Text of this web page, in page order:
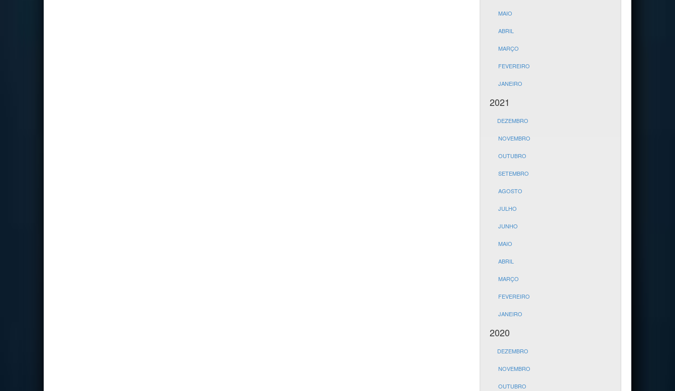
MAIO
ABRIL
MARÇO
FEVEREIRO
JANEIRO
2021
DEZEMBRO
NOVEMBRO
OUTUBRO
SETEMBRO
AGOSTO
JULHO
JUNHO
MAIO
ABRIL
MARÇO
FEVEREIRO
JANEIRO
2020
DEZEMBRO
NOVEMBRO
OUTUBRO